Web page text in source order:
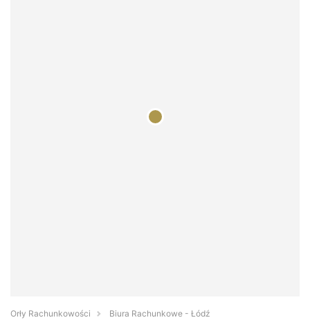
Orły Rachunkowości
Biura Rachunkowe - Łódź